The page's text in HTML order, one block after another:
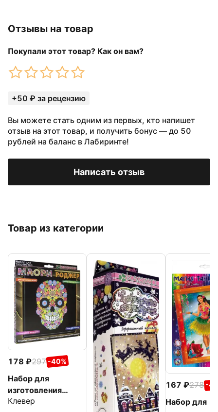
Отзывы на товар
Покупали этот товар? Как он вам?
+50 ₽ за рецензию
Вы можете стать одним из первых, кто напишет
отзыв на этот товар, и получить бонус — до 50
рублей на баланс в Лабиринте!
Написать отзыв
Товар из категории
178 297 -40%
Набор для
изготовления
картины Маори.
Клевер
167 278 -
Набор для